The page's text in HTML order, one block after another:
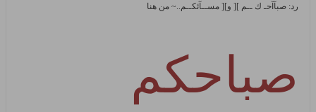
رد: صبآآحـ ك ــم ][ و][ مســآئكــم..~ من هنا
صباحكم